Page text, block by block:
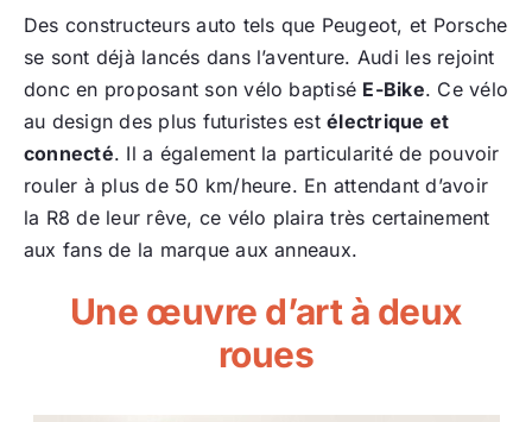
Des constructeurs auto tels que Peugeot, et Porsche
se sont déjà lancés dans l’aventure. Audi les rejoint
donc en proposant son vélo baptisé E-Bike. Ce vélo
au design des plus futuristes estélectrique et
connecté. Il a également la particularité de pouvoir
rouler à plus de 50 km/heure. En attendant d’avoir
la R8 de leur rêve, ce vélo plaira très certainement
aux fans de la marque aux anneaux.
Une œuvre d’art à deux
roues